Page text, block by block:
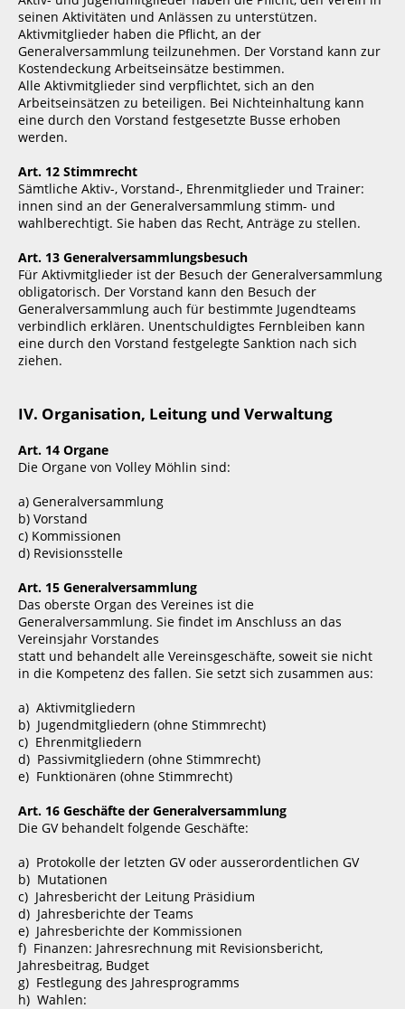
seinen Aktivitäten und Anlässen zu unterstützen.
Aktivmitglieder haben die Pflicht, an der
Generalversammlung teilzunehmen. Der Vorstand kann zur
Kostendeckung Arbeitseinsätze bestimmen.
Alle Aktivmitglieder sind verpflichtet, sich an den
Arbeitseinsätzen zu beteiligen. Bei Nichteinhaltung kann
eine durch den Vorstand festgesetzte Busse erhoben
werden.
Art. 12 Stimmrecht
Sämtliche Aktiv-, Vorstand-, Ehrenmitglieder und Trainer:
innen sind an der Generalversammlung stimm- und
wahlberechtigt. Sie haben das Recht, Anträge zu stellen.
Art. 13 Generalversammlungsbesuch
Für Aktivmitglieder ist der Besuch der Generalversammlung
obligatorisch. Der Vorstand kann den Besuch der
Generalversammlung auch für bestimmte Jugendteams
verbindlich erklären. Unentschuldigtes Fernbleiben kann
eine durch den Vorstand festgelegte Sanktion nach sich
ziehen.
IV. Organisation, Leitung und Verwaltung
Art. 14 Organe
Die Organe von Volley Möhlin sind:
a) Generalversammlung
b) Vorstand
c) Kommissionen
d) Revisionsstelle
Art. 15 Generalversammlung
Das oberste Organ des Vereines ist die
Generalversammlung. Sie findet im Anschluss an das
Vereinsjahr Vorstandes
statt und behandelt alle Vereinsgeschäfte, soweit sie nicht
in die Kompetenz des fallen. Sie setzt sich zusammen aus:
a) Aktivmitgliedern
b) Jugendmitgliedern (ohne Stimmrecht)
c) Ehrenmitgliedern
d) Passivmitgliedern (ohne Stimmrecht)
e) Funktionären (ohne Stimmrecht)
Art. 16 Geschäfte der Generalversammlung
Die GV behandelt folgende Geschäfte:
a) Protokolle der letzten GV oder ausserordentlichen GV
b) Mutationen
c) Jahresbericht der Leitung Präsidium
d) Jahresberichte der Teams
e) Jahresberichte der Kommissionen
f) Finanzen: Jahresrechnung mit Revisionsbericht,
Jahresbeitrag, Budget
g) Festlegung des Jahresprogramms
h) Wahlen: